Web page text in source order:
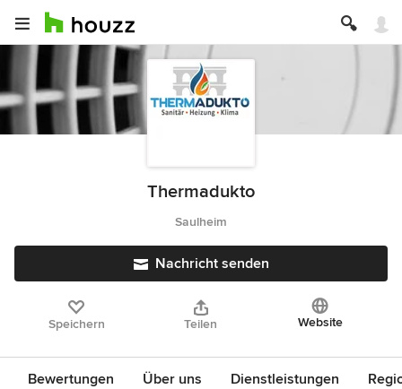
Thermadukto
Saulheim
Nachricht senden
Speichern Teilen Website
Bewertungen Über uns Dienstleistungen